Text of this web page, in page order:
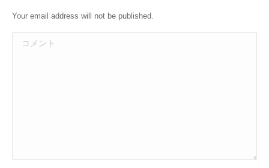
Your email address will not be published.
コメント